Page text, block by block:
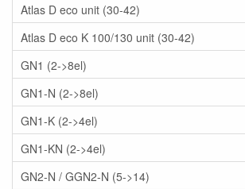
Atlas D eco unit (30-42)
Atlas D eco K 100/130 unit (30-42)
GN1 (2->8el)
GN1-N (2->8el)
GN1-K (2->4el)
GN1-KN (2->4el)
GN2-N / GGN2-N (5->14)